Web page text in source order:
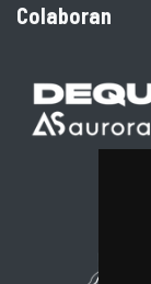
Colaboran